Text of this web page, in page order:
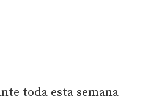
toda esta semana